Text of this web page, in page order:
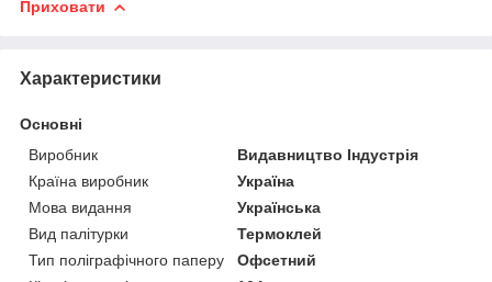
Приховати
Характеристики
Основні
Виробник
Видавництво Індустрія
Країна виробник
Україна
Мова видання
Українська
Вид палітурки
Термоклей
Тип поліграфічного паперу
Офсетний